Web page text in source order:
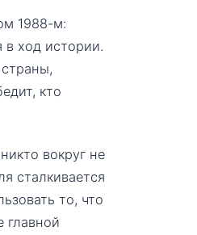
1988-м:
в ход истории.
кто
вокруг не
сталкивается
то, что
главной